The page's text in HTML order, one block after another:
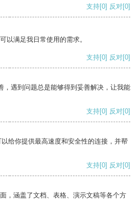
支持[0] 反对[0]
以满足我日常使用的需求。
支持[0] 反对[0]
，遇到问题总是能够得到妥善解决，让我能
支持[0] 反对[0]
给你提供最高速度和安全性的连接，并帮
支持[0] 反对[0]
，涵盖了文档、表格、演示文稿等各个方